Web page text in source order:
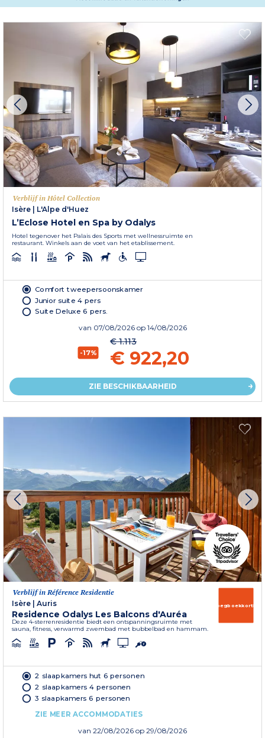
Verblijf in Hôtel Collection
Isère | L'Alpe d'Huez
L’Eclose Hotel en Spa by Odalys
Hotel tegenover het Palais des Sports met wellnessruimte en
restaurant. Winkels aan de voet van het etablissement.
Comfort tweepersoonskamer
Junior suite 4 pers
Suite Deluxe 6 pers.
van 07/08/2026 op 14/08/2026
-17%
€ 1.113
€ 922,20
ZIE BESCHIKBAARHEID
Verblijf in Référence Residentie
Isère | Auris
Residence Odalys Les Balcons d'Auréa
Deze 4-sterrenresidentie biedt een ontspanningsruimte met
sauna, fitness, verwarmd zwembad met bubbelbad en hammam.
Vroegboekkorting
2 slaapkamers hut 6 personen
2 slaapkamers 4 personen
3 slaapkamers 6 personen
ZIE MEER ACCOMMODATIES
van 22/08/2026 op 29/08/2026